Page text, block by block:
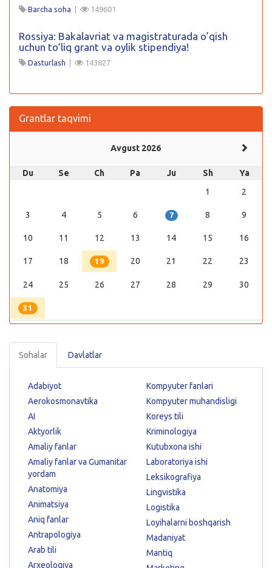
Barcha soha | 149601
Rossiya: Bakalavriat va magistraturada o’qish
uchun to’liq grant va oylik stipendiya!
Dasturlash | 143827
Grantlar taqvimi
Avgust 2026
Du Se Ch Pa Ju Sh
Ya
1
2
3 4 5 6 7 8 9
10 11 12 13 14 15 16
17 18 19 20 21 22 23
24 25 26 27 28 29 30
31
Sohalar Davlatlar
Adabiyot
Aerokosmonavtika
AI
Aktyorlik
Amaliy fanlar
Amaliy fanlar va Gumanitar
yordam
Anatomiya
Animatsiya
Aniq fanlar
Antrapologiya
Arab tili
Arxeologiya
Kompyuter fanlari
Kompyuter muhandisligi
Koreys tili
Kriminologiya
Kutubxona ishi
Laboratoriya ishi
Leksikografiya
Lingvistika
Logistika
Loyihalarni boshqarish
Madaniyat
Mantiq